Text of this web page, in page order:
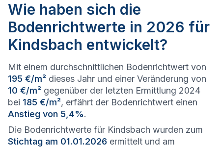
Wie haben sich die
Bodenrichtwerte in 2026 für
Kindsbach entwickelt?
Mit einem durchschnittlichen Bodenrichtwert von
195 €/m² dieses Jahr und einer Veränderung von
10 €/m² gegenüber der letzten Ermittlung 2024
bei 185 €/m², erfährt der Bodenrichtwert einen
Anstieg von 5,4%.
Die Bodenrichtwerte für Kindsbach wurden zum
Stichtag am 01.01.2026 ermittelt und am